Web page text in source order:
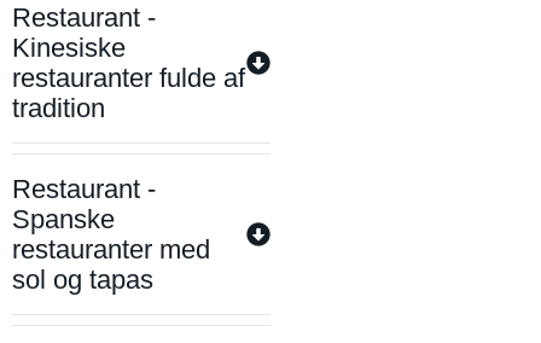
Restaurant -
Kinesiske
restauranter fulde af
tradition
Restaurant -
Spanske
restauranter med
sol og tapas